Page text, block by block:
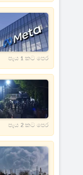
පැය 1 කට පෙර
පැය 2 කට පෙර